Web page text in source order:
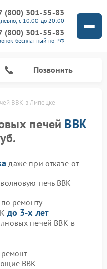
(800) 301-55-83
с 10:00 до 20:00
(800) 301-55-83
бесплатный по РФ
Позвонить
BBK в Липецке
печей BBK
даже при отказе от
печь BBK
ремонту
до 3-х лет
печей BBK в
BBK